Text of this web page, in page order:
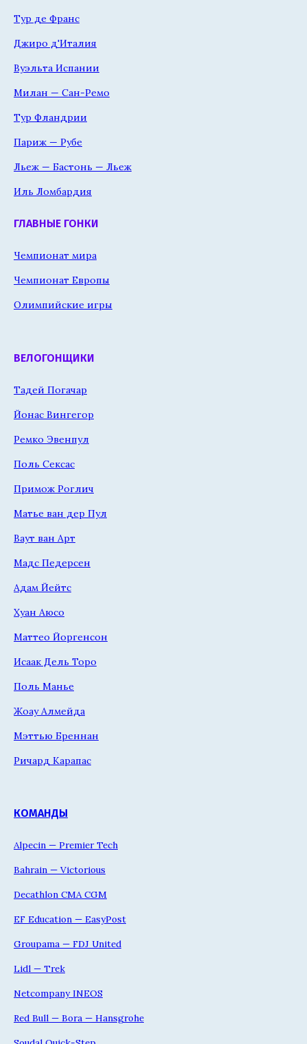
Тур де Франс
Джиро д'Италия
Вуэльта Испании
Милан — Сан-Ремо
Тур Фландрии
Париж — Рубе
Льеж — Бастонь — Льеж
Иль Ломбардия
ГЛАВНЫЕ ГОНКИ
Чемпионат мира
Чемпионат Европы
Олимпийские игры
ВЕЛОГОНЩИКИ
Тадей Погачар
Йонас Вингегор
Ремко Эвенпул
Поль Сексас
Примож Роглич
Матье ван дер Пул
Ваут ван Арт
Мадс Педерсен
Адам Йейтс
Хуан Аюсо
Маттео Йоргенсон
Исаак Дель Торо
Поль Манье
Жоау Алмейда
Мэттью Бреннан
Ричард Карапас
КОМАНДЫ
Alpecin — Premier Tech
Bahrain — Victorious
Decathlon CMA CGM
EF Education — EasyPost
Groupama — FDJ United
Lidl — Trek
Netcompany INEOS
Red Bull — Bora — Hansgrohe